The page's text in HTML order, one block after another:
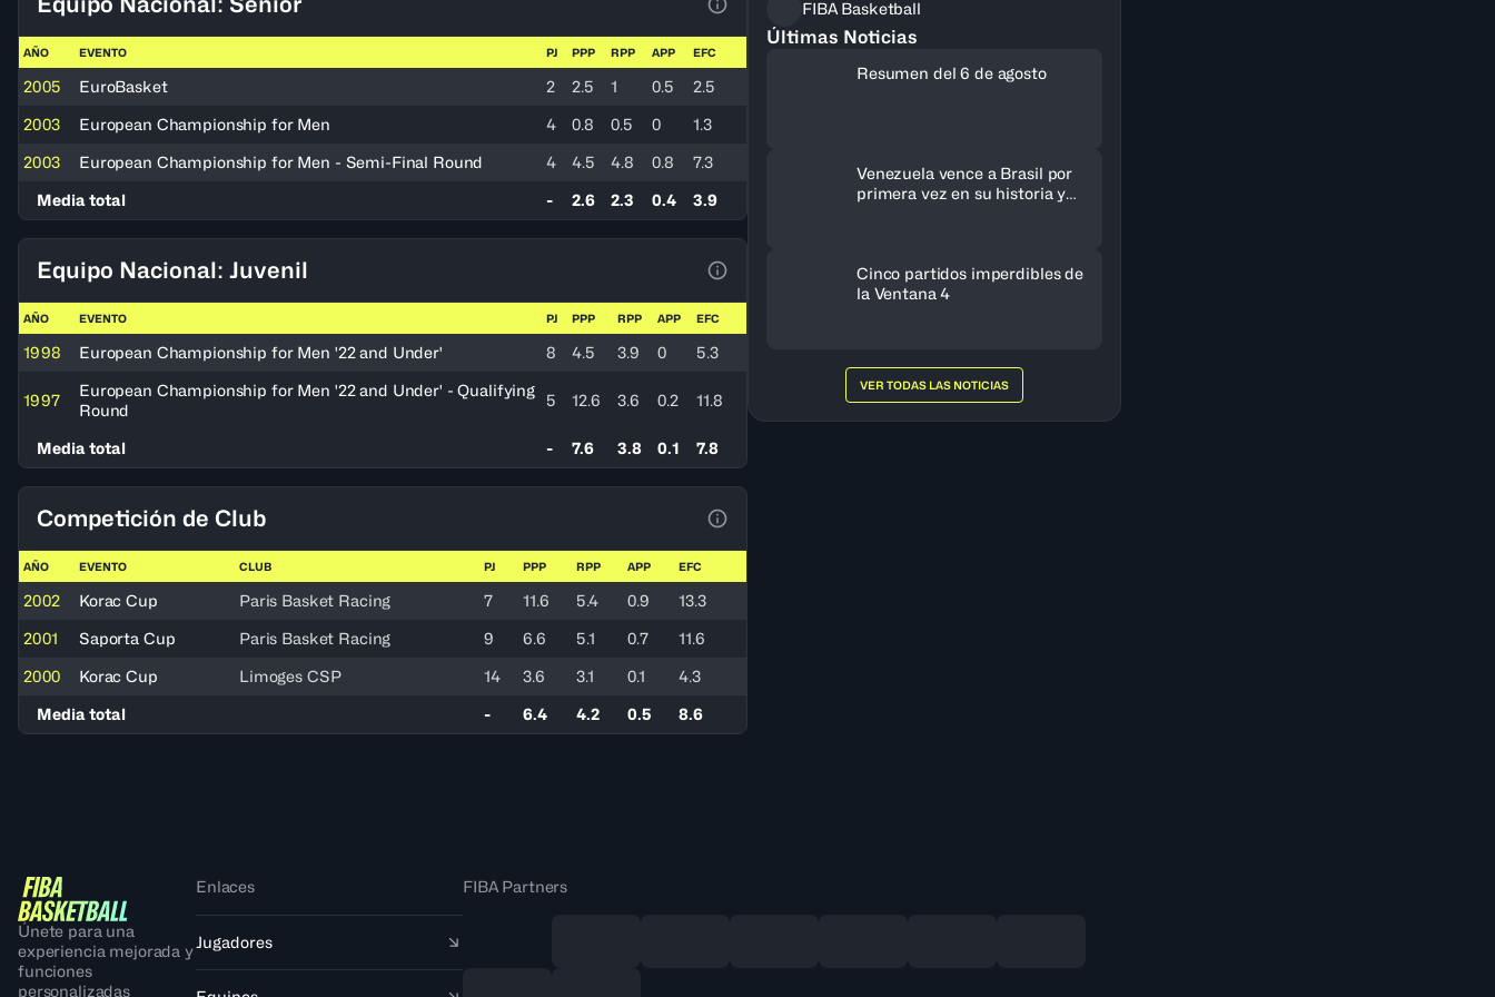
Ver la leyenda
AÑO EVENTO PJ PPP RPP APP EFC
2005 EuroBasket 2 2.5 1 0.5
2.5
2003
European Championship for Men 4 0.8 0.5 0
1.3
2003
European Championship for Men - Semi-Final Round 4 4.5 4.8 0.8
7.3
Media total
- 2.6 2.3 0.4 3.9
Equipo Nacional: Juvenil
AÑO EVENTO PJ PPP RPP APP EFC
1998 European Championship for Men '22 and Under' 8 4.5 3.9 0 5.3
1997
European Championship for Men '22 and Under' - Qualifying
Round
5 12.6 3.6 0.2 11.8
Media total - 7.6 3.8 0.1 7.8
Competición de Club
AÑO EVENTO CLUB PJ PPP RPP APP EFC
2002 Korac Cup Paris Basket Racing 7 11.6 5.4 0.9
13.3
2001
Saporta Cup Paris Basket Racing 9 6.6 5.1 0.7
11.6
2000
Korac Cup Limoges CSP 14 3.6 3.1 0.1
4.3
Media total
- 6.4 4.2 0.5 8.6
FIBA Basketball
Últimas Noticias
Resumen del 6 de agosto
Venezuela vence a Brasil por
primera vez en su historia y
Cinco partidos imperdibles de
la Ventana 4
VER TODAS LAS NOTICIAS
Únete para una
experiencia mejorada y
funciones
personalizadas
Enlaces
Jugadores
FIBA Partners